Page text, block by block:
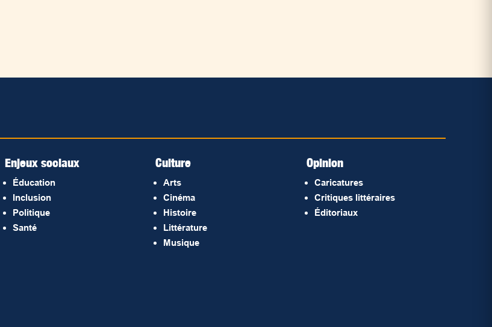
Enjeux sociaux
Éducation
Inclusion
Politique
Santé
Culture
Arts
Cinéma
Histoire
Littérature
Musique
Opinion
Caricatures
Critiques littéraires
Éditoriaux